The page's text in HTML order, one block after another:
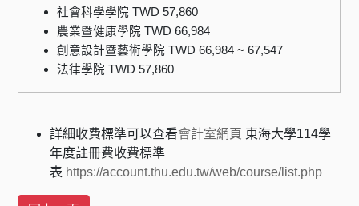
社會科學學院 TWD 57,860
農業暨健康學院 TWD 66,984
創意設計暨藝術學院 TWD 66,984 ~ 67,547
法律學院 TWD 57,860
詳細收費標準可以查看會計室網頁 東海大學114學
年度註冊費收費標準
表 https://account.thu.edu.tw/web/course/list.php